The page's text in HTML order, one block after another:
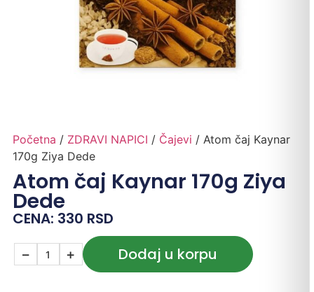
Početna / ZDRAVI NAPICI / Čajevi / Atom čaj Kaynar
170g Ziya Dede
Atom čaj Kaynar 170g Ziya
Dede
CENA: 330 RSD
− + Dodaj u korpu